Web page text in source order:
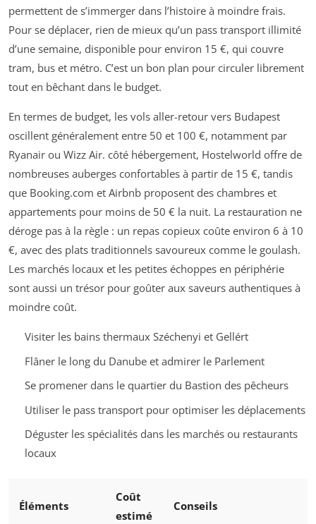
permettent de s’immerger dans l’histoire à moindre frais.
Pour se déplacer, rien de mieux qu’un pass transport illimité
d’une semaine, disponible pour environ 15 €, qui couvre
tram, bus et métro. C’est un bon plan pour circuler librement
tout en bêchant dans le budget.
En termes de budget, les vols aller-retour vers Budapest
oscillent généralement entre 50 et 100 €, notamment par
Ryanair ou Wizz Air. côté hébergement, Hostelworld offre de
nombreuses auberges confortables à partir de 15 €, tandis
que Booking.com et Airbnb proposent des chambres et
appartements pour moins de 50 € la nuit. La restauration ne
déroge pas à la règle : un repas copieux coûte environ 6 à 10
€, avec des plats traditionnels savoureux comme le goulash.
Les marchés locaux et les petites échoppes en périphérie
sont aussi un trésor pour goûter aux saveurs authentiques à
moindre coût.
Visiter les bains thermaux Széchenyi et Gellért
Flâner le long du Danube et admirer le Parlement
Se promener dans le quartier du Bastion des pêcheurs
Utiliser le pass transport pour optimiser les déplacements
Déguster les spécialités dans les marchés ou restaurants
locaux
Éléments
Coût
estimé
Conseils